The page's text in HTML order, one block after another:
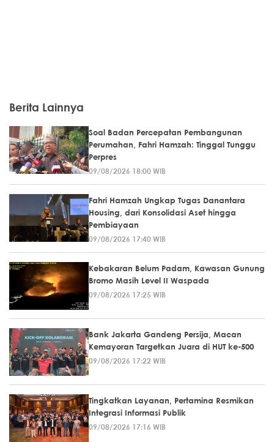
Berita Lainnya
Soal Badan Percepatan Pembangunan
Perumahan, Fahri Hamzah: Tinggal Tunggu
Perpres
09/08/2026 18:00 WIB
Fahri Hamzah Ungkap Tugas Danantara
Housing, dari Konsolidasi Aset hingga
Pembiayaan
09/08/2026 17:40 WIB
Kebakaran Belum Padam, Kawasan Gunung
Bromo Masih Level II Waspada
09/08/2026 17:25 WIB
Bank Jakarta Gandeng Persija, Macan
Kemayoran Targetkan Juara di HUT ke-500
09/08/2026 17:22 WIB
Tingkatkan Layanan, Pertamina Resmikan
Integrasi Informasi Publik
09/08/2026 17:16 WIB